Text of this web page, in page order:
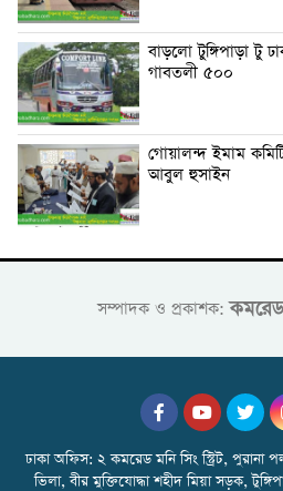
বাড়লো টুঙ্গিপাড়া টু
গাবতলী ৫০০
গোয়ালন্দ ইমাম
আবুল হুসাইন
সম্পাদক ও প্রকাশক:কমরেড
ঢাকা অফিস: ২ কমরেড মনি সিং স্ট্রিট, পুরানা
ভিলা, বীর মুক্তিযোদ্ধা শহীদ মিয়া সড়ক,